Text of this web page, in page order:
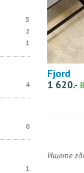
5
2
1
4
0
1
Fjord
1 620.-
Ищете